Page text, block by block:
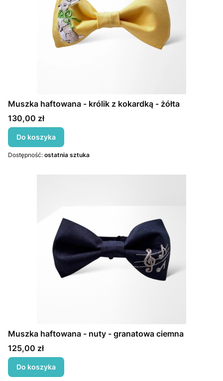
Muszka haftowana - królik z kokardką - żółta
Cena
130,00 zł
Do koszyka
Dostępność: ostatnia sztuka
Muszka haftowana - nuty - granatowa ciemna
Cena
125,00 zł
Do koszyka